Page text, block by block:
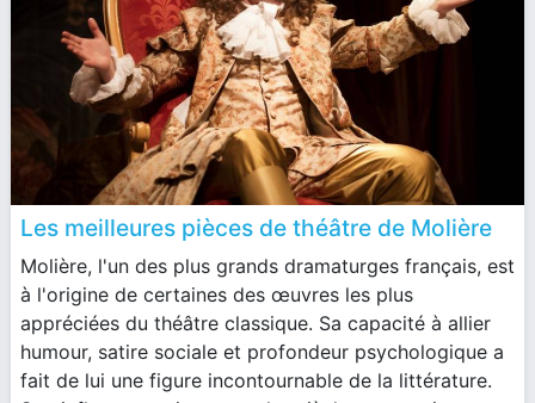
Les meilleures pièces de théâtre de Molière
Molière, l'un des plus grands dramaturges français, est
à l'origine de certaines des œuvres les plus
appréciées du théâtre classique. Sa capacité à allier
humour, satire sociale et profondeur psychologique a
fait de lui une figure incontournable de la littérature.